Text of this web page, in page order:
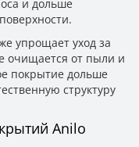
и дольше
упрощает уход за
очищается от пыли и
покрытие дольше
структуру
Anilo